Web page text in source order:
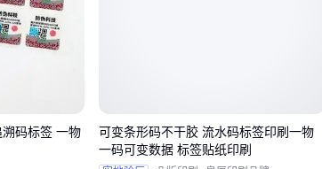
标签定位尺
场景则建议增加标签防护膜来应对腐蚀性环境。
置思维往往被初次采购者忽视。
码标签 一物
可变条形码不干胶 流水码标签印刷一物
一码可变数据 标签贴纸印刷